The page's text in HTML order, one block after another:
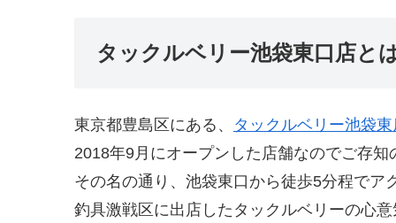
タックルベリー池袋東口店と
東京都豊島区にある、 タックルベリー池袋東
2018年9月にオープンした店舗なのでご存
その名の通り、池袋東口から徒歩5分程で
釣具激戦区に出店したタックルベリーの心